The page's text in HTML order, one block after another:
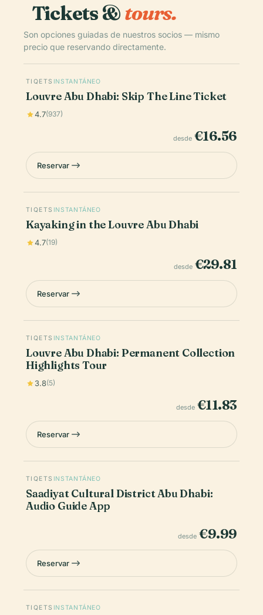
Tickets &tours.
Son opciones guiadas de nuestros socios — mismo
precio que reservando directamente.
TIQETS INSTANTÁNEO
Louvre Abu Dhabi: Skip The Line Ticket
4.7(937)
desde €16.56
Reservar
TIQETS INSTANTÁNEO
Kayaking in the Louvre Abu Dhabi
4.7(19)
desde €29.81
Reservar
TIQETS INSTANTÁNEO
Louvre Abu Dhabi: Permanent Collection
Highlights Tour
3.8(5)
desde €11.83
Reservar
TIQETS INSTANTÁNEO
Saadiyat Cultural District Abu Dhabi:
Audio Guide App
desde €9.99
Reservar
TIQETS INSTANTÁNEO